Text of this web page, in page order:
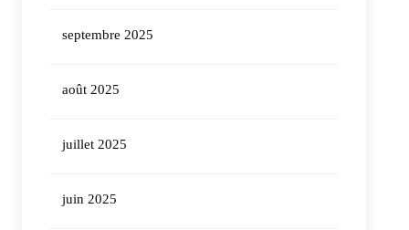
septembre 2025
août 2025
juillet 2025
juin 2025